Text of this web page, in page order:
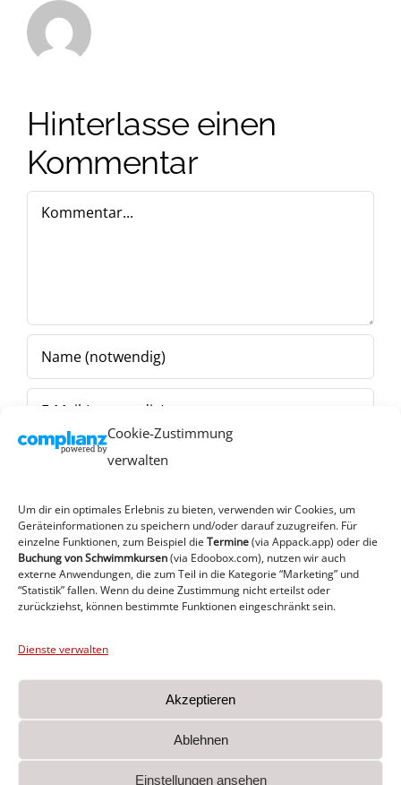
Cookie-Zustimmung
verwalten
Um dir ein optimales Erlebnis zu bieten, verwenden wir Cookies, um
Geräteinformationen zu speichern und/oder darauf zuzugreifen. Für
einzelne Funktionen, zum Beispiel die Termine(via Appack.app) oder die
Buchung von Schwimmkursen(via Edoobox.com), nutzen wir auch
externe Anwendungen, die zum Teil in die Kategorie “Marketing” und
“Statistik” fallen. Wenn du deine Zustimmung nicht erteilst oder
zurückziehst, können bestimmte Funktionen eingeschränkt sein.
Dienste verwalten
Akzeptieren
Ablehnen
Einstellungen ansehen
Hinterlasse einen
Kommentar
Kommentar
MTV von 1860 e.V. Heide I Am Sportplatz 1 I 25746
Heide